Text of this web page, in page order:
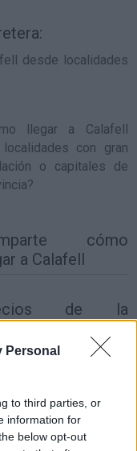
Personal
to third parties, or
information for
below opt-out
desde localidades
llegar a Calafell
con gran
o capitales de
cómo
a Calafell
de la